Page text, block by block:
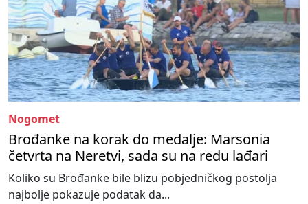
Nogomet
Brođanke na korak do medalje: Marsonia
četvrta na Neretvi, sada su na redu lađari
Koliko su Brođanke bile blizu pobjedničkog postolja
najbolje pokazuje podatak da...